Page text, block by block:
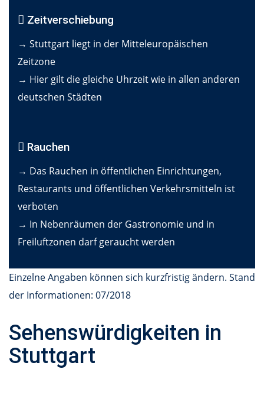
Zeitverschiebung
→ Stuttgart liegt in der Mitteleuropäischen
Zeitzone
→ Hier gilt die gleiche Uhrzeit wie in allen anderen
deutschen Städten
Rauchen
→ Das Rauchen in öffentlichen Einrichtungen,
Restaurants und öffentlichen Verkehrsmitteln ist
verboten
→ In Nebenräumen der Gastronomie und in
Freiluftzonen darf geraucht werden
Einzelne Angaben können sich kurzfristig ändern. Stand
der Informationen: 07/2018
Sehenswürdigkeiten in
Stuttgart